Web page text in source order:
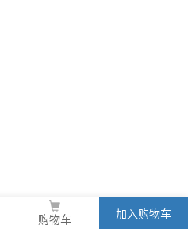
购物车 加入购物车